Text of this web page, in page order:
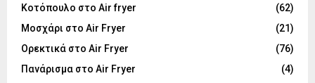
Κοτόπουλο στο Air fryer
(62)
Μοσχάρι στο Air Fryer
(21)
Ορεκτικά στο Air Fryer
(76)
Πανάρισμα στο Air Fryer
(4)